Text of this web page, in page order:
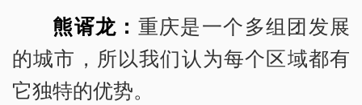
熊谞龙： 重庆是一个多组团发展
的城市，所以我们认为每个区域都有
它独特的优势。